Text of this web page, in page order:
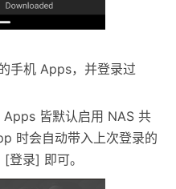
手机 Apps，并登录过
Apps 皆默认启用 NAS 共
时会自动带入上次登录的
登录] 即可。